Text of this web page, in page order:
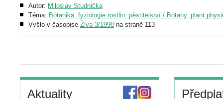
Autor: Miloslav Studnička
Téma: Botanika, fyziologie rostlin, pěstitelství / Botany, plant
Vyšlo v časopise Živa 3/1990 na straně 113
Aktuality